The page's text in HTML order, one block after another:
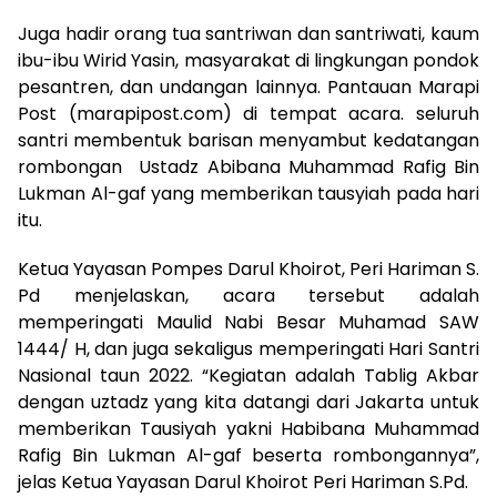
Juga hadir orang tua santriwan dan santriwati, kaum
ibu-ibu Wirid Yasin, masyarakat di lingkungan pondok
pesantren, dan undangan lainnya. Pantauan Marapi
Post (marapipost.com) di tempat acara. seluruh
santri membentuk barisan menyambut kedatangan
rombongan Ustadz Abibana Muhammad Rafig Bin
Lukman Al-gaf yang memberikan tausyiah pada hari
itu.
Ketua Yayasan Pompes Darul Khoirot, Peri Hariman S.
Pd menjelaskan, acara tersebut adalah
memperingati Maulid Nabi Besar Muhamad SAW
1444/ H, dan juga sekaligus memperingati Hari Santri
Nasional taun 2022. “Kegiatan adalah Tablig Akbar
dengan uztadz yang kita datangi dari Jakarta untuk
memberikan Tausiyah yakni Habibana Muhammad
Rafig Bin Lukman Al-gaf beserta rombongannya”,
jelas Ketua Yayasan Darul Khoirot Peri Hariman S.Pd.